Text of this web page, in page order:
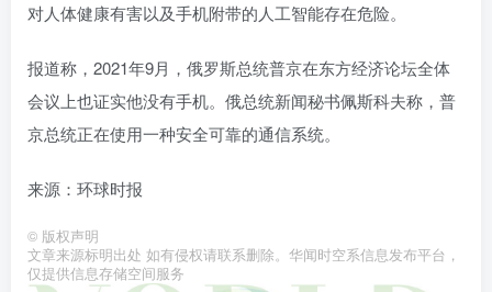
对人体健康有害以及手机附带的人工智能存在危险。
报道称，2021年9月，俄罗斯总统普京在东方经济论坛全体
会议上也证实他没有手机。俄总统新闻秘书佩斯科夫称，普
京总统正在使用一种安全可靠的通信系统。
来源：环球时报
© 版权声明
文章来源标明出处 如有侵权请联系删除。华闻时空系信息发布平台，
仅提供信息存储空间服务